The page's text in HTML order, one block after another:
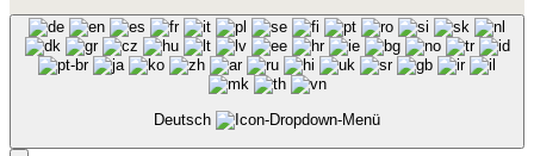
Deutsch